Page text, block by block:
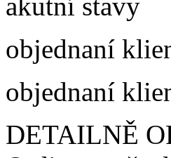
objednaní
objednaní
DETAILNĚ